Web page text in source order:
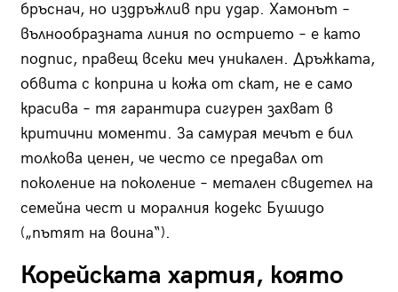
бръснач, но издръжлив при удар. Хамонът –
вълнообразната линия по острието – е като
подпис, правещ всеки меч уникален. Дръжката,
обвита с коприна и кожа от скат, не е само
красива – тя гарантира сигурен захват в
критични моменти. За самурая мечът е бил
толкова ценен, че често се предавал от
поколение на поколение – метален свидетел на
семейна чест и моралния кодекс Бушидо
(„пътят на воина“).
Корейската хартия, която